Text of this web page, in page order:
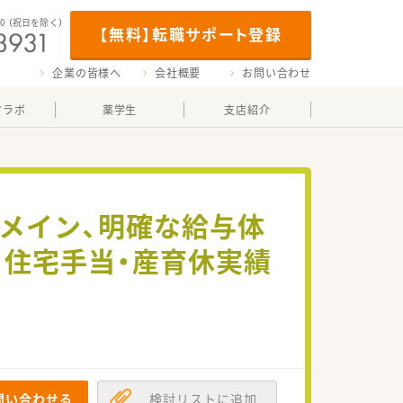
【無料】転職サポート登録
（祝日を除く）
企業の皆様へ 会社概要 お問い合わせ
ボ 薬学生 支店紹介
イン、明確な給与体
宅手当・産育休実績
合わせる 検討リストに追加